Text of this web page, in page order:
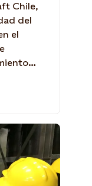
Chile,
del
el